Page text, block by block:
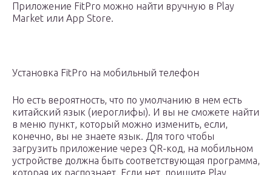
Приложение FitPro можно найти вручную в Play
Market или App Store.
Установка FitPro на мобильный телефон
Но есть вероятность, что по умолчанию в нем есть
китайский язык (иероглифы). И вы не сможете найти
в меню пункт, который можно изменить, если,
конечно, вы не знаете язык. Для того чтобы
загрузить приложение через QR-код, на мобильном
устройстве должна быть соответствующая программа,
которая их распознает. Если нет, поищите Play